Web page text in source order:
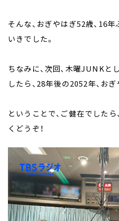
そんな、おぎやはぎ52歳、16
いきでした。
ちなみに、次回、木曜JUNKと
したら、28年後の2052年、お
ということで、ご健在でしたら
くどうぞ！